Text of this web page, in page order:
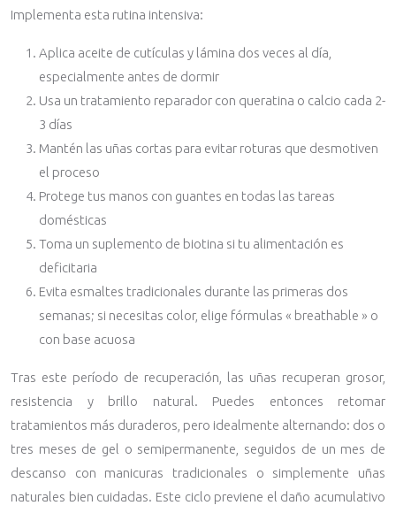
Implementa esta rutina intensiva:
Aplica aceite de cutículas y lámina dos veces al día,
especialmente antes de dormir
Usa un tratamiento reparador con queratina o calcio cada 2-
3 días
Mantén las uñas cortas para evitar roturas que desmotiven
el proceso
Protege tus manos con guantes en todas las tareas
domésticas
Toma un suplemento de biotina si tu alimentación es
deficitaria
Evita esmaltes tradicionales durante las primeras dos
semanas; si necesitas color, elige fórmulas « breathable » o
con base acuosa
Tras este período de recuperación, las uñas recuperan grosor,
resistencia y brillo natural. Puedes entonces retomar
tratamientos más duraderos, pero idealmente alternando: dos o
tres meses de gel o semipermanente, seguidos de un mes de
descanso con manicuras tradicionales o simplemente uñas
naturales bien cuidadas. Este ciclo previene el daño acumulativo